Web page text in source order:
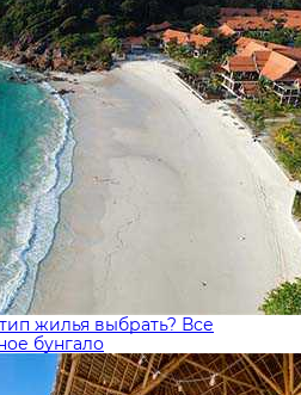
жилья выбрать? Все
бунгало